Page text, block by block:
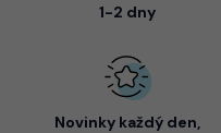
1-2 dny
Novinky každý den,